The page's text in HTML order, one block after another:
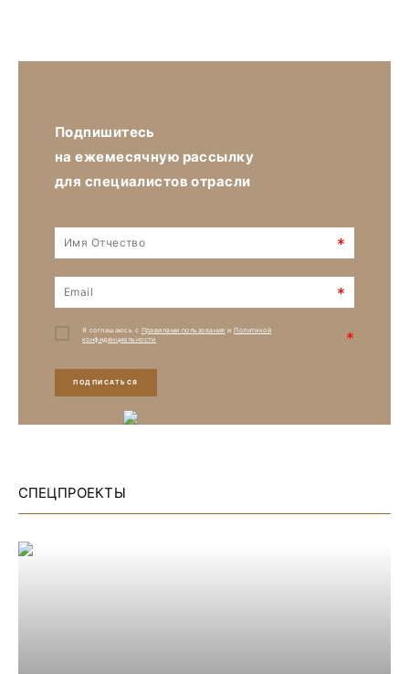
Подпишитесь
на ежемесячную рассылку
для специалистов отрасли
*
*
Я соглашаюсь с Правилами пользования иПолитикой
конфиденциальности
*
ПОДПИСАТЬСЯ
СПЕЦПРОЕКТЫ